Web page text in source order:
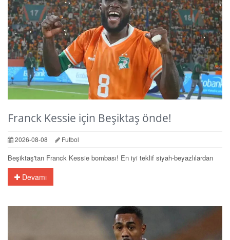
Franck Kessie için Beşiktaş önde!
2026-08-08 Futbol
Beşiktaş'tan Franck Kessie bombası! En iyi teklif siyah-beyazlılardan
Devamı